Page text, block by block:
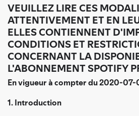
VEUILLEZ LIRE CES
ATTENTIVEMENT ET EN
ELLES CONTIENNENT
CONDITIONS ET
CONCERNANT LA
L'ABONNEMENT SPOTIFY
En vigueur à compter du 2020-07-
1. Introduction